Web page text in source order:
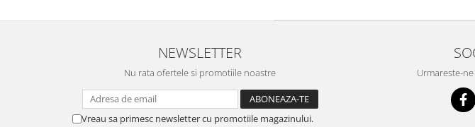
NEWSLETTER
Nu rata ofertele si promotiile noastre
Vreau sa primesc newsletter cu promotiile magazinului.
Urmareste-